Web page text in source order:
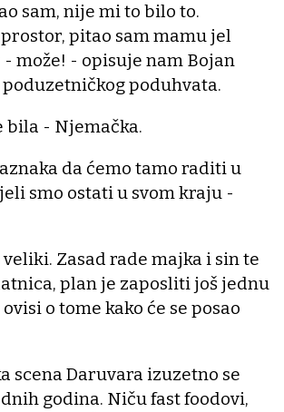
sam, nije mi to bilo to.
pitao sam mamu jel
može! - opisuje nam Bojan
poduhvata.
- Njemačka.
da ćemo tamo raditi u
smo ostati u svom kraju -
Zasad rade majka i sin te
plan je zaposliti još jednu
o tome kako će se posao
scena Daruvara izuzetno se
godina. Niču fast foodovi,